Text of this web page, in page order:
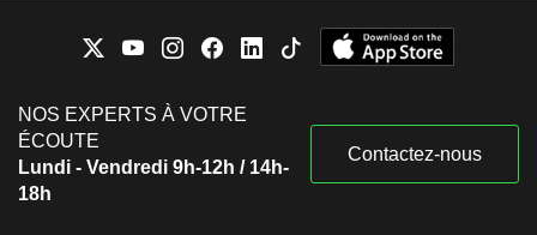
NOS EXPERTS À VOTRE
ÉCOUTE
Lundi - Vendredi 9h-12h / 14h-
18h
Contactez-nous